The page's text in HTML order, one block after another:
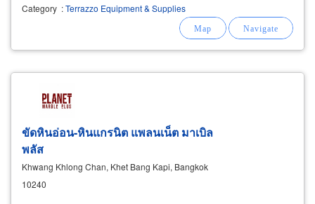
and the restoration of all types of stone
surfaces—especially those paved with stone
Category :Terrazzo Equipment & Supplies
ขัดหินอ่อน-หินแกรนิต แพลนเน็ต มาเบิล
พลัส
Khwang Khlong Chan, Khet Bang Kapi, Bangkok
10240